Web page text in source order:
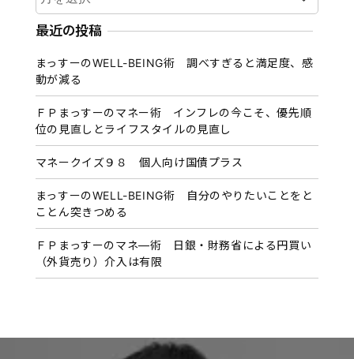
ー
カ
ブ
最近の投稿
まっすーのWELL-BEING術 調べすぎると満足度、感
動が減る
ＦＰまっすーのマネー術 インフレの今こそ、優先順
位の見直しとライフスタイルの見直し
マネークイズ９８ 個人向け国債プラス
まっすーのWELL-BEING術 自分のやりたいことをと
ことん突きつめる
ＦＰまっすーのマネ―術 日銀・財務省による円買い
（外貨売り）介入は有限